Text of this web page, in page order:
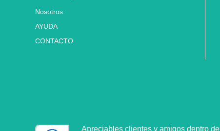
Nosotros
AYUDA
CONTACTO
Apreciables clientes y amigos dentro de